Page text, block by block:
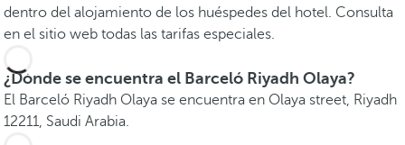
dentro del alojamiento de los huéspedes del hotel. Consulta
en el sitio web todas las tarifas especiales.
¿Dónde se encuentra el Barceló Riyadh Olaya?
El Barceló Riyadh Olaya se encuentra en Olaya street, Riyadh
12211, Saudi Arabia.